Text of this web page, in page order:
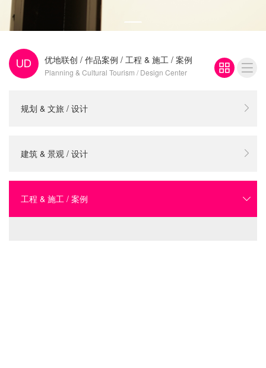
优地联创 / 作品案例 / 工程 & 施工 / 案例
Planning & Cultural Tourism / Design Center
规划 & 文旅 / 设计
建筑 & 景观 / 设计
工程 & 施工 / 案例